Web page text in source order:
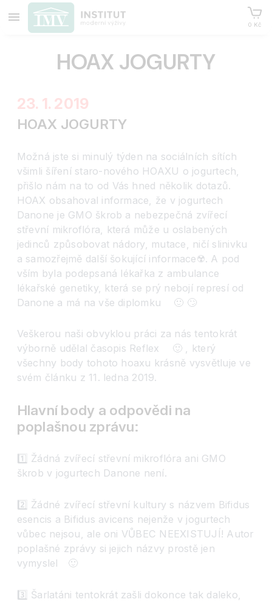
0 Kč
HOAX JOGURTY
23. 1. 2019
HOAX JOGURTY
Možná jste si minulý týden na sociálních sítích
všimli šíření staro-nového HOAXU o jogurtech,
přišlo nám na to od Vás hned několik dotazů.
HOAX obsahoval informace, že v jogurtech
Danone je GMO škrob a nebezpečná zvířecí
střevní mikroflóra, která může u oslabených
jedinců způsobovat nádory, mutace, ničí slinivku
a samozřejmě další šokující informace☢️. A pod
vším byla podepsaná lékařka z ambulance
lékařské genetiky, která se prý nebojí represí od
Danone a má na vše diplomku
🙂 🙄
Veškerou naši obvyklou práci za nás tentokrát
výborně udělal časopis Reflex
🙂 , který
všechny body tohoto hoaxu krásně vysvětluje ve
svém článku z 11. ledna 2019.
Hlavní body a odpovědi na
poplašnou zprávu:
1️⃣ Žádná zvířecí střevní mikroflóra ani GMO
škrob v jogurtech Danone není.
2️⃣ Žádné zvířecí střevní kultury s názvem Bifidus
esencis a Bifidus avicens nejenže v jogurtech
vůbec nejsou, ale oni VŮBEC NEEXISTUJÍ! Autor
poplašné zprávy si jejich názvy prostě jen
vymyslel
🙂
3️⃣ Šarlatáni tentokrát zašli dokonce tak daleko,